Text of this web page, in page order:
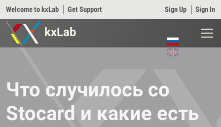
Welcome to kxLab Get Support Sign Up Sign In
kxLab
Что случилось со
Stocard и какие есть